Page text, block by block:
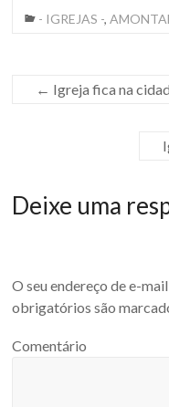
- IGREJAS -,
← Igreja fica na
Deixe uma
O seu endereço de e-
obrigatórios são
Comentário